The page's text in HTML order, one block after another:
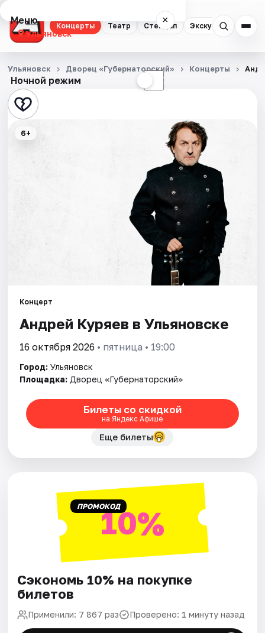
Концерты Театр Стендап Экскурсии
Меню ×
Ульяновск
Концерты
Театр
Стендап
Города
Рейтинги
Ночной режим ☾
Ульяновск Дворец «Губернаторский» Концерты
6+
Концерт
Андрей Куряев в Ульяновске
16 октября 2026 • пятница • 19:00
Город: Ульяновск
Площадка: Дворец «Губернаторский»
Билеты со скидкой
на Яндекс Афише
Еще билеты
ПРОМОКОД10%
Сэкономь 10% на покупке
билетов
Применили: 7 867 раз Проверено: 1 минуту назад